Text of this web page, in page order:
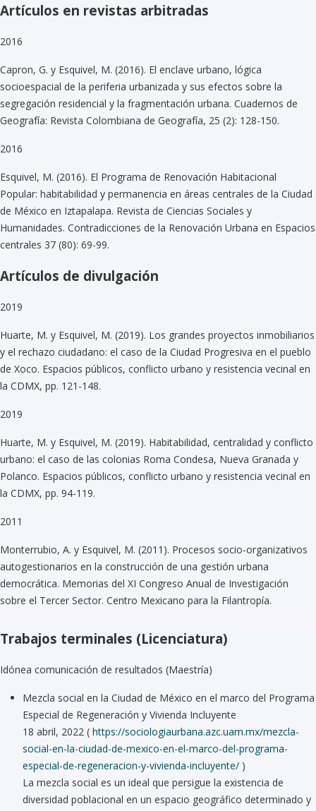
Artículos en revistas arbitradas
2016
Capron, G. y Esquivel, M. (2016). El enclave urbano, lógica
socioespacial de la periferia urbanizada y sus efectos sobre la
segregación residencial y la fragmentación urbana. Cuadernos de
Geografía: Revista Colombiana de Geografía, 25 (2): 128-150.
2016
Esquivel, M. (2016). El Programa de Renovación Habitacional
Popular: habitabilidad y permanencia en áreas centrales de la Ciudad
de México en Iztapalapa. Revista de Ciencias Sociales y
Humanidades. Contradicciones de la Renovación Urbana en Espacios
centrales 37 (80): 69-99.
Artículos de divulgación
2019
Huarte, M. y Esquivel, M. (2019). Los grandes proyectos inmobiliarios
y el rechazo ciudadano: el caso de la Ciudad Progresiva en el pueblo
de Xoco. Espacios públicos, conflicto urbano y resistencia vecinal en
la CDMX, pp. 121-148.
2019
Huarte, M. y Esquivel, M. (2019). Habitabilidad, centralidad y conflicto
urbano: el caso de las colonias Roma Condesa, Nueva Granada y
Polanco. Espacios públicos, conflicto urbano y resistencia vecinal en
la CDMX, pp. 94-119.
2011
Monterrubio, A. y Esquivel, M. (2011). Procesos socio-organizativos
autogestionarios en la construcción de una gestión urbana
democrática. Memorias del XI Congreso Anual de Investigación
sobre el Tercer Sector. Centro Mexicano para la Filantropía.
Trabajos terminales (Licenciatura)
Idónea comunicación de resultados (Maestría)
Mezcla social en la Ciudad de México en el marco del Programa
Especial de Regeneración y Vivienda Incluyente
18 abril, 2022 ( https://sociologiaurbana.azc.uam.mx/mezcla-
social-en-la-ciudad-de-mexico-en-el-marco-del-programa-
especial-de-regeneracion-y-vivienda-incluyente/ )
La mezcla social es un ideal que persigue la existencia de
diversidad poblacional en un espacio geográfico determinado y